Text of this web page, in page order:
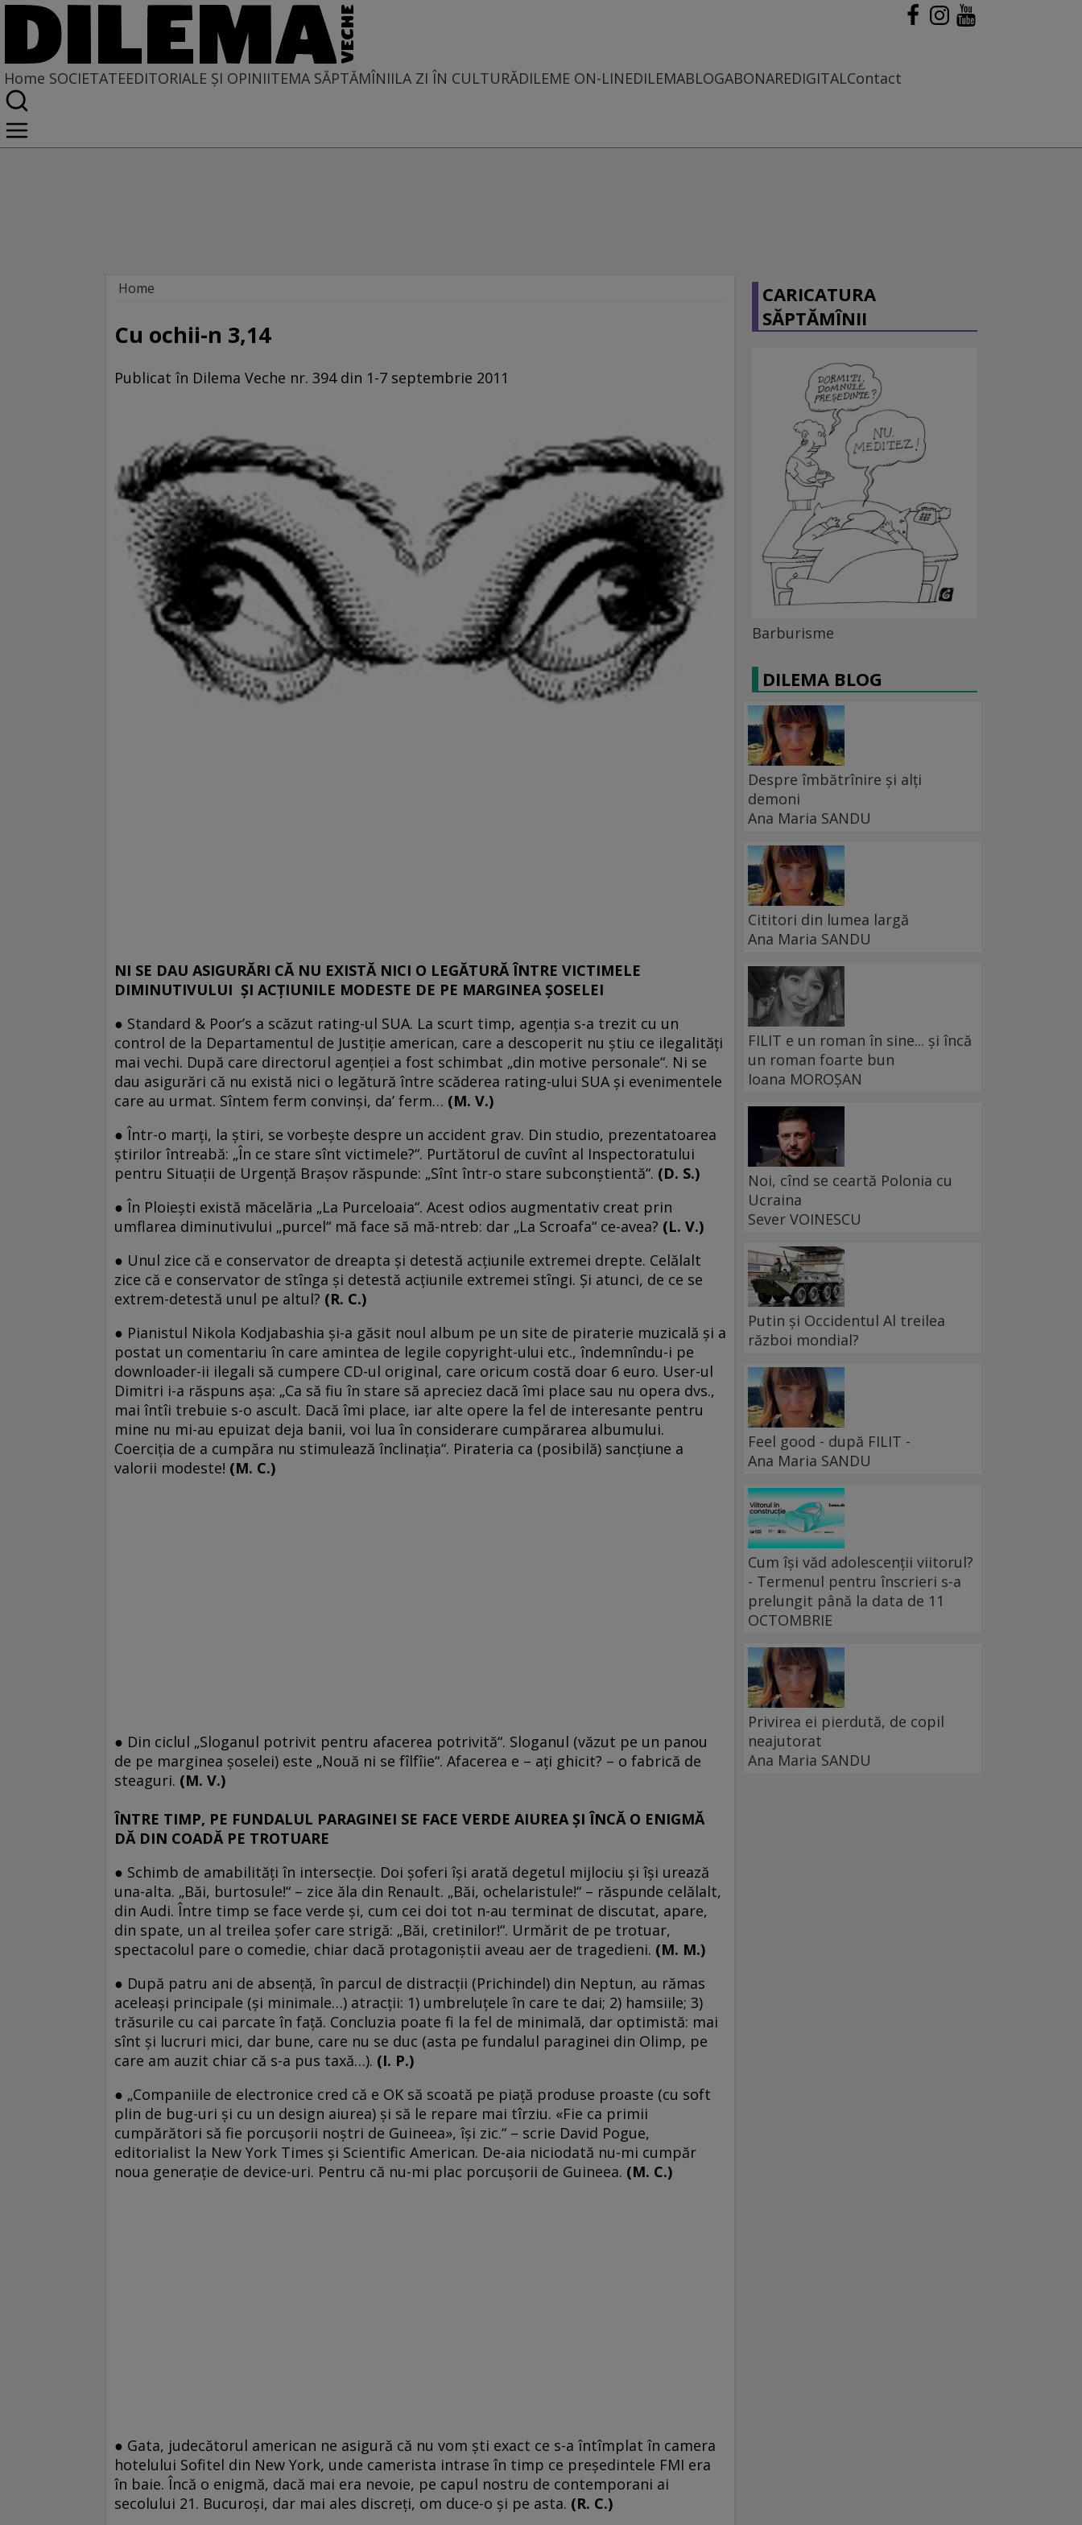
Home SOCIETATEEDITORIALE ȘI OPINIITEMA SĂPTĂMÎNIILA ZI ÎN CULTURĂDILEME ON-LINEDILEMABLOGABONAREDIGITALContact
Home
Cu ochii-n 3,14
Publicat în Dilema Veche nr. 394 din 1-7 septembrie 2011
NI SE DAU ASIGURĂRI CĂ NU EXISTĂ NICI O LEGĂTURĂ ÎNTRE VICTIMELE
DIMINUTIVULUI ŞI ACŢIUNILE MODESTE DE PE MARGINEA ŞOSELEI
● Standard & Poor’s a scăzut rating-ul SUA. La scurt timp, agenţia s-a trezit cu un
control de la Departamentul de Justiţie american, care a descoperit nu ştiu ce ilegalităţi
mai vechi. După care directorul agenţiei a fost schimbat „din motive personale“. Ni se
dau asigurări că nu există nici o legătură între scăderea rating-ului SUA şi evenimentele
care au urmat. Sîntem ferm convinşi, da’ ferm… (M. V.)
● Într-o marţi, la ştiri, se vorbeşte despre un accident grav. Din studio, prezentatoarea
ştirilor întreabă: „În ce stare sînt victimele?“. Purtătorul de cuvînt al Inspectoratului
pentru Situaţii de Urgenţă Braşov răspunde: „Sînt într-o stare subconştientă“. (D. S.)
● În Ploieşti există măcelăria „La Purceloaia“. Acest odios augmentativ creat prin
umflarea diminutivului „purcel“ mă face să mă-ntreb: dar „La Scroafa“ ce-avea? (L. V.)
● Unul zice că e conservator de dreapta şi detestă acţiunile extremei drepte. Celălalt
zice că e conservator de stînga şi detestă acţiunile extremei stîngi. Şi atunci, de ce se
extrem-detestă unul pe altul? (R. C.)
● Pianistul Nikola Kodjabashia şi-a găsit noul album pe un site de piraterie muzicală şi a
postat un comentariu în care amintea de legile copyright-ului etc., îndemnîndu-i pe
downloader-ii ilegali să cumpere CD-ul original, care oricum costă doar 6 euro. User-ul
Dimitri i-a răspuns aşa: „Ca să fiu în stare să apreciez dacă îmi place sau nu opera dvs.,
mai întîi trebuie s-o ascult. Dacă îmi place, iar alte opere la fel de interesante pentru
mine nu mi-au epuizat deja banii, voi lua în considerare cumpărarea albumului.
Coerciţia de a cumpăra nu stimulează înclinaţia“. Pirateria ca (posibilă) sancţiune a
valorii modeste! (M. C.)
● Din ciclul „Sloganul potrivit pentru afacerea potrivită“. Sloganul (văzut pe un panou
de pe marginea şoselei) este „Nouă ni se fîlfîie“. Afacerea e – aţi ghicit? – o fabrică de
steaguri. (M. V.)
ÎNTRE TIMP, PE FUNDALUL PARAGINEI SE FACE VERDE AIUREA ŞI ÎNCĂ O ENIGMĂ
DĂ DIN COADĂ PE TROTUARE
● Schimb de amabilităţi în intersecţie. Doi şoferi îşi arată degetul mijlociu şi îşi urează
una-alta. „Băi, burtosule!“ – zice ăla din Renault. „Băi, ochelaristule!“ – răspunde celălalt,
din Audi. Între timp se face verde şi, cum cei doi tot n-au terminat de discutat, apare,
din spate, un al treilea şofer care strigă: „Băi, cretinilor!“. Urmărit de pe trotuar,
spectacolul pare o comedie, chiar dacă protagoniştii aveau aer de tragedieni. (M. M.)
● După patru ani de absenţă, în parcul de distracţii (Prichindel) din Neptun, au rămas
aceleaşi principale (şi minimale…) atracţii: 1) umbreluţele în care te dai; 2) hamsiile; 3)
trăsurile cu cai parcate în faţă. Concluzia poate fi la fel de minimală, dar optimistă: mai
sînt şi lucruri mici, dar bune, care nu se duc (asta pe fundalul paraginei din Olimp, pe
care am auzit chiar că s-a pus taxă…). (I. P.)
● „Companiile de electronice cred că e OK să scoată pe piaţă produse proaste (cu soft
plin de bug-uri şi cu un design aiurea) şi să le repare mai tîrziu. «Fie ca primii
cumpărători să fie porcuşorii noştri de Guineea», îşi zic.“ – scrie David Pogue,
editorialist la New York Times şi Scientific American. De-aia niciodată nu-mi cumpăr
noua generaţie de device-uri. Pentru că nu-mi plac porcuşorii de Guineea. (M. C.)
● Gata, judecătorul american ne asigură că nu vom şti exact ce s-a întîmplat în camera
hotelului Sofitel din New York, unde camerista intrase în timp ce preşedintele FMI era
în baie. Încă o enigmă, dacă mai era nevoie, pe capul nostru de contemporani ai
secolului 21. Bucuroşi, dar mai ales discreţi, om duce-o şi pe asta. (R. C.)
CARICATURA
SĂPTĂMÎNII
Barburisme
DILEMA BLOG
Despre îmbătrînire și alți
demoni
Ana Maria SANDU
Cititori din lumea largă
Ana Maria SANDU
FILIT e un roman în sine... și încă
un roman foarte bun
Ioana MOROȘAN
Noi, cînd se ceartă Polonia cu
Ucraina
Sever VOINESCU
Putin și Occidentul Al treilea
război mondial?
Feel good - după FILIT -
Ana Maria SANDU
Cum își văd adolescenții viitorul?
- Termenul pentru înscrieri s-a
prelungit până la data de 11
OCTOMBRIE
Privirea ei pierdută, de copil
neajutorat
Ana Maria SANDU